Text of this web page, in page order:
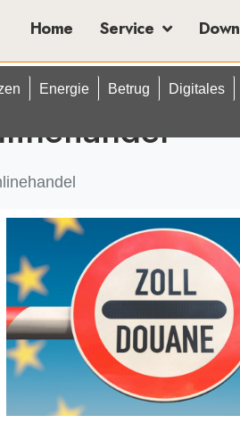
Home Service
Energie Betrug Digitales